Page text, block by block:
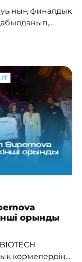
финалдық
қабылданып,
өткен 10
түрде
жобалардың
орынды
көрмелердің